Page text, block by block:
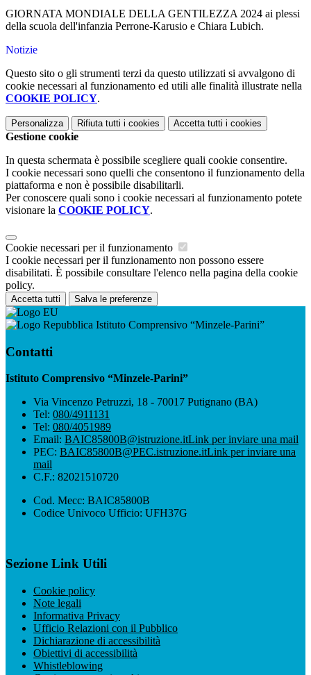
GIORNATA MONDIALE DELLA GENTILEZZA 2024 ai plessi
della scuola dell'infanzia Perrone-Karusio e Chiara Lubich.
Notizie
Questo sito o gli strumenti terzi da questo utilizzati si avvalgono di
cookie necessari al funzionamento ed utili alle finalità illustrate nella
COOKIE POLICY.
Personalizza Rifiuta tutti i cookies Accetta tutti i cookies
Gestione cookie
In questa schermata è possibile scegliere quali cookie consentire.
I cookie necessari sono quelli che consentono il funzionamento della
piattaforma e non è possibile disabilitarli.
Per conoscere quali sono i cookie necessari al funzionamento potete
visionare la COOKIE POLICY.
Cookie necessari per il funzionamento
I cookie necessari per il funzionamento non possono essere
disabilitati. È possibile consultare l'elenco nella pagina della cookie
policy.
Accetta tutti Salva le preferenze
Istituto Comprensivo “Minzele-Parini”
Contatti
Istituto Comprensivo “Minzele-Parini”
Via Vincenzo Petruzzi, 18 - 70017 Putignano (BA)
Tel: 080/4911131
Tel: 080/4051989
Email: BAIC85800B@istruzione.itLink per inviare una mail
PEC: BAIC85800B@PEC.istruzione.itLink per inviare una
mail
C.F.: 82021510720
Cod. Mecc: BAIC85800B
Codice Univoco Ufficio: UFH37G
Sezione Link Utili
Cookie policy
Note legali
Informativa Privacy
Ufficio Relazioni con il Pubblico
Dichiarazione di accessibilità
Obiettivi di accessibilità
Whistleblowing